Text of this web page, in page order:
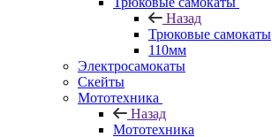
Назад
Трюковые самокаты
110мм
Электросамокаты
Скейты
Мототехника
Назад
Мототехника